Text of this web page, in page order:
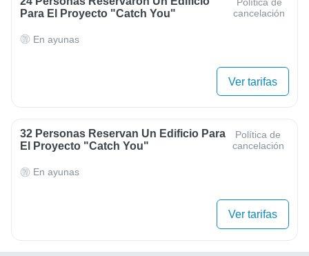
Para El Proyecto "Catch You"
cancelación
En ayunas
Ver tarifas
32 Personas Reservan Un Edificio Para
El Proyecto "Catch You"
Política de
cancelación
En ayunas
Ver tarifas